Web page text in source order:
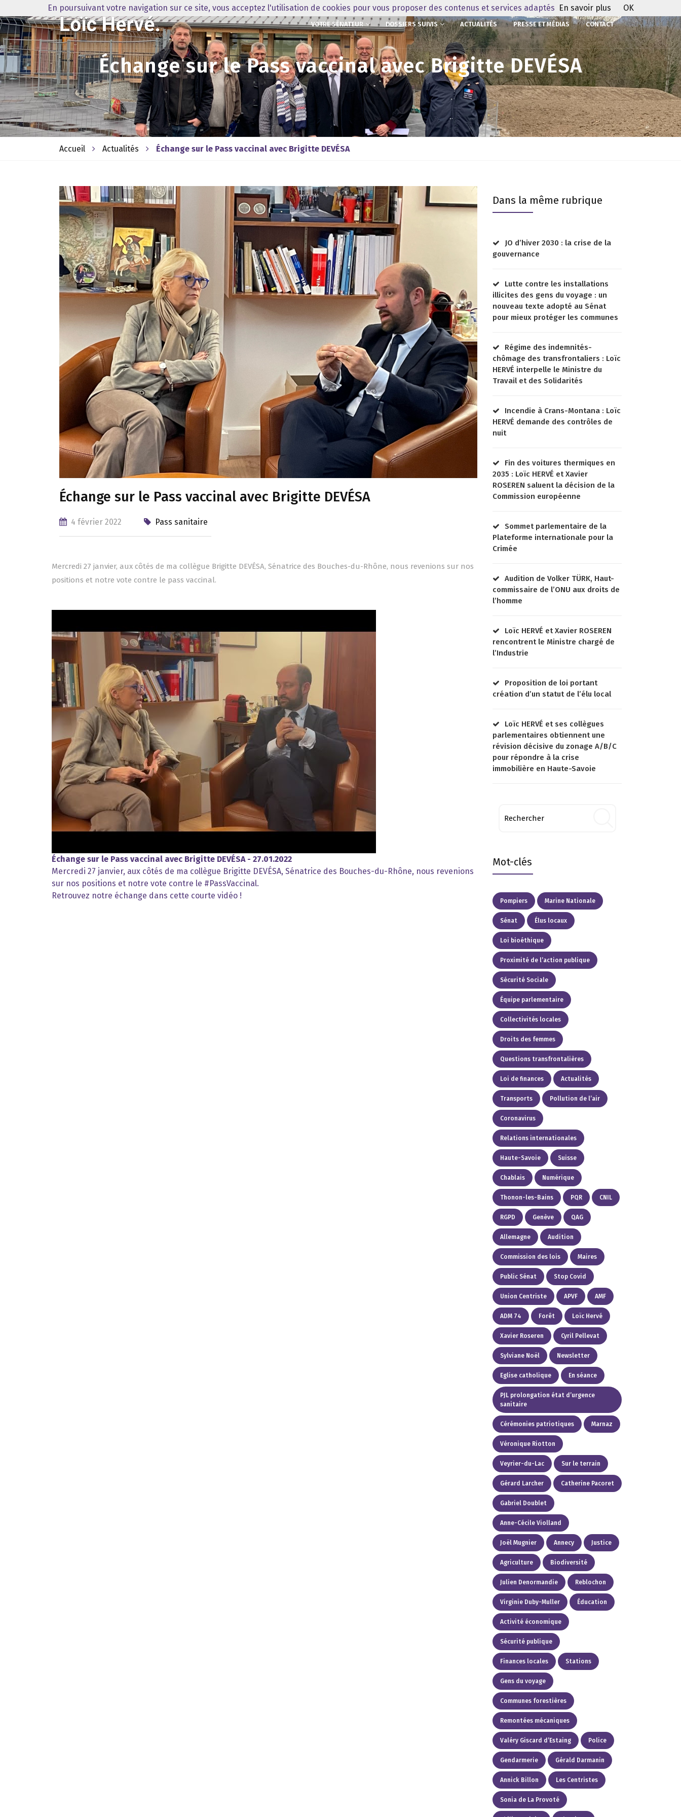
VOTRE SÉNATEUR DOSSIERS SUIVIS ACTUALITÉS PRESSE ET MÉDIAS CONTACT
Échange sur le Pass vaccinal avec Brigitte DEVÉSA
Accueil Actualités Échange sur le Pass vaccinal avec Brigitte DEVÉSA
Échange sur le Pass vaccinal avec Brigitte DEVÉSA
4 février 2022 Pass sanitaire
Mercredi 27 janvier, aux côtés de ma collègue Brigitte DEVÉSA, Sénatrice des Bouches-du-Rhône, nous revenions sur nos
positions et notre vote contre le pass vaccinal.
Échange sur le Pass vaccinal avec Brigitte DEVÉSA - 27.01.2022
Mercredi 27 janvier, aux côtés de ma collègue Brigitte DEVÉSA, Sénatrice des Bouches-du-Rhône, nous revenions
sur nos positions et notre vote contre le #PassVaccinal.
Retrouvez notre échange dans cette courte vidéo !
Dans la même rubrique
JO d’hiver 2030 : la crise de la
gouvernance
Lutte contre les installations
illicites des gens du voyage : un
nouveau texte adopté au Sénat
pour mieux protéger les communes
Régime des indemnités-
chômage des transfrontaliers : Loïc
HERVÉ interpelle le Ministre du
Travail et des Solidarités
Incendie à Crans-Montana : Loïc
HERVÉ demande des contrôles de
nuit
Fin des voitures thermiques en
2035 : Loïc HERVÉ et Xavier
ROSEREN saluent la décision de la
Commission européenne
Sommet parlementaire de la
Plateforme internationale pour la
Crimée
Audition de Volker TÜRK, Haut-
commissaire de l’ONU aux droits de
l’homme
Loïc HERVÉ et Xavier ROSEREN
rencontrent le Ministre chargé de
l’Industrie
Proposition de loi portant
création d’un statut de l’élu local
Loïc HERVÉ et ses collègues
parlementaires obtiennent une
révision décisive du zonage A/B/C
pour répondre à la crise
immobilière en Haute-Savoie
Mot-clés
Pompiers Marine Nationale
Sénat Élus locaux
Loi bioéthique
Proximité de l’action publique
Sécurité Sociale
Équipe parlementaire
Collectivités locales
Droits des femmes
Questions transfrontalières
Loi de finances Actualités
Transports Pollution de l’air
Coronavirus
Relations internationales
Haute-Savoie Suisse
Chablais Numérique
Thonon-les-Bains PQR CNIL
RGPD Genève QAG
Allemagne Audition
Commission des lois Maires
Public Sénat Stop Covid
Union Centriste APVF AMF
ADM 74 Forêt Loïc Hervé
Xavier Roseren Cyril Pellevat
Sylviane Noël Newsletter
Eglise catholique En séance
PJL prolongation état d’urgence
sanitaire
Cérémonies patriotiques Marnaz
Véronique Riotton
Veyrier-du-Lac Sur le terrain
Gérard Larcher Catherine Pacoret
Gabriel Doublet
Anne-Cécile Violland
Joël Mugnier Annecy Justice
Agriculture Biodiversité
Julien Denormandie Reblochon
Virginie Duby-Muller Éducation
Activité économique
Sécurité publique
Finances locales Stations
Gens du voyage
Communes forestières
Remontées mécaniques
Valéry Giscard d’Estaing Police
Gendarmerie Gérald Darmanin
Annick Billon Les Centristes
Sonia de La Provoté
En poursuivant votre navigation sur ce site, vous acceptez l'utilisation de cookies pour vous proposer des contenus et services adaptés En savoir plus OK